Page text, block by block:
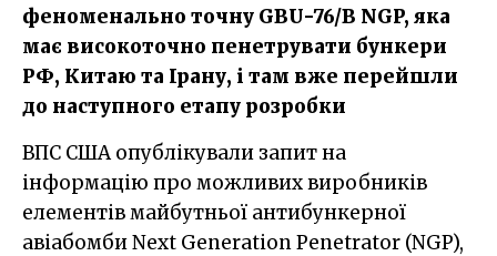
феноменально точну GBU-76/B NGP, яка
має високоточно пенетрувати бункери
РФ, Китаю та Ірану, і там вже перейшли
до наступного етапу розробки
ВПС США опублікували запит на
інформацію про можливих виробників
елементів майбутньої антибункерної
авіабомби Next Generation Penetrator (NGP),